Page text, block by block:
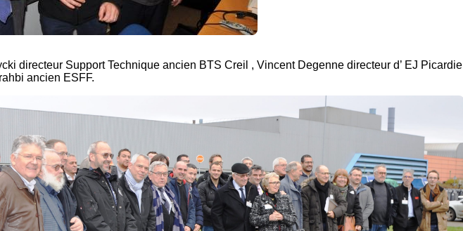
directeur Support Technique ancien BTS Creil , Vincent Degenne directeur d’ EJ Picardie
ancien ESFF.